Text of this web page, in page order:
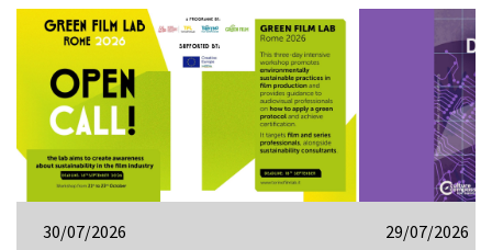
30/07/2026 29/07/2026